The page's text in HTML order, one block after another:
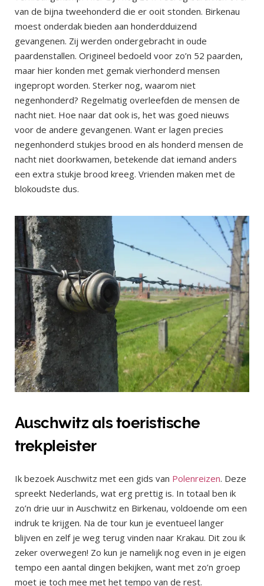
van de bijna tweehonderd die er ooit stonden. Birkenau
moest onderdak bieden aan honderdduizend
gevangenen. Zij werden ondergebracht in oude
paardenstallen. Origineel bedoeld voor zo’n 52 paarden,
maar hier konden met gemak vierhonderd mensen
ingepropt worden. Sterker nog, waarom niet
negenhonderd? Regelmatig overleefden de mensen de
nacht niet. Hoe naar dat ook is, het was goed nieuws
voor de andere gevangenen. Want er lagen precies
negenhonderd stukjes brood en als honderd mensen de
nacht niet doorkwamen, betekende dat iemand anders
een extra stukje brood kreeg. Vrienden maken met de
blokoudste dus.
Auschwitz als toeristische
trekpleister
Ik bezoek Auschwitz met een gids van Polenreizen. Deze
spreekt Nederlands, wat erg prettig is. In totaal ben ik
zo’n drie uur in Auschwitz en Birkenau, voldoende om een
indruk te krijgen. Na de tour kun je eventueel langer
blijven en zelf je weg terug vinden naar Krakau. Dit zou ik
zeker overwegen! Zo kun je namelijk nog even in je eigen
tempo een aantal dingen bekijken, want met zo’n groep
moet je toch mee met het tempo van de rest.